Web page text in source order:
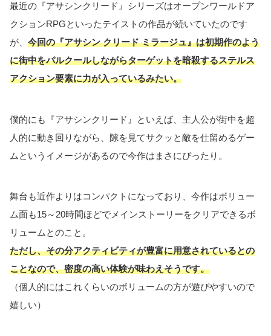
最近の『アサシンクリード』シリーズはオープンワールドア
クションRPGといったテイストの作品が続いていたのです
が、 今回の『アサシン クリード ミラージュ』は初期作のよう
に街中をパルクールしながらターゲットを暗殺するステルス
アクション要素に力が入っているみたい。
僕的にも『アサシンクリード』といえば、主人公が街中を超
人的に動き回りながら、隙を見てサクッと敵を仕留めるゲー
ムというイメージがあるので今作はまさにぴったり。
舞台も近作よりはコンパクトになっており、今作はボリュー
ム面も15～20時間ほどでメインストーリーをクリアできるボ
リュームとのこと。
ただし、その分アクティビティが豊富に用意されているとの
ことなので、密度の高い体験が味わえそうです。
（個人的にはこれくらいのボリュームの方が遊びやすいので
嬉しい）